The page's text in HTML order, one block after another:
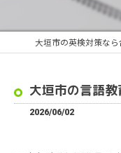
大垣市の言語教
2026/06/02